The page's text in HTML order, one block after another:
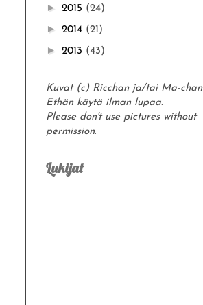
► 2015 (24)
► 2014 (21)
► 2013 (43)
Kuvat (c) Ricchan ja/tai Ma-chan
Ethän käytä ilman lupaa.
Please don't use pictures without
permission.
Lukijat